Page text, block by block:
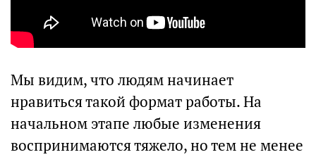
Мы видим, что людям начинает
нравиться такой формат работы. На
начальном этапе любые изменения
воспринимаются тяжело, но тем не менее